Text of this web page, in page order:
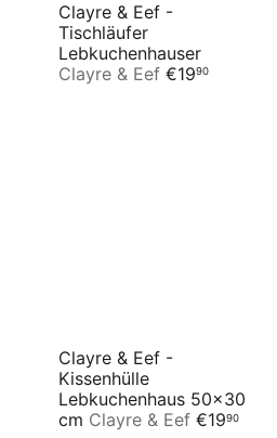
Clayre & Eef -
Tischläufer
Lebkuchenhauser
Clayre & Eef €1990
Clayre & Eef -
Kissenhülle
Lebkuchenhaus 50x30
cm Clayre & Eef €1990